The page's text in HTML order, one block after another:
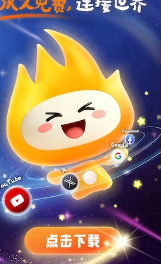
支持[0] 反对[0]
支持[0] 反对[0]
旋风加速器
软件中心
蜜蜂加速器
速器 海外梯子官网
青柠加速器
anyconnect
暴雪加速器
器
银河加速器